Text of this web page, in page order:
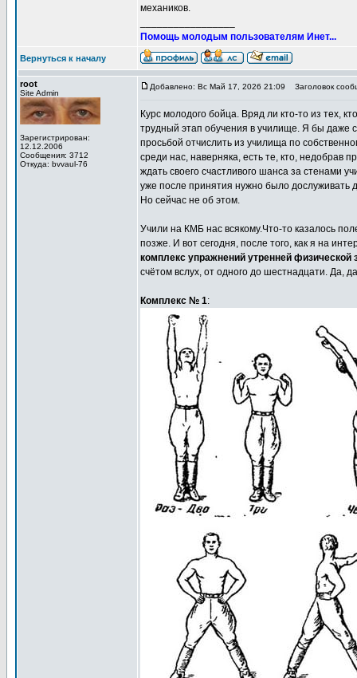
механиков.
Помощь молодым пользователям Инет...
Вернуться к началу
root
Site Admin
Зарегистрирован:
12.12.2006
Сообщения: 3712
Откуда: bvvaul-76
Добавлено: Вс Май 17, 2026 21:09 Заголовок
Курс молодого бойца. Вряд ли кто-то из тех,
трудный этап обучения в училище. Я бы даже
просьбой отчислить из училища по
среди нас, наверняка, есть те, кто, недобрав
ждать своего счастливого шанса за стенами
уже после принятия нужно было дослуживать
Но сейчас не об этом.
Учили на КМБ нас всякому.Что-то казалось
позже. И вот сегодня, после того, как я на
комплекс упражнений утренней физической
счётом вслух, от одного до шестнадцати. Да,
Комплекс № 1: